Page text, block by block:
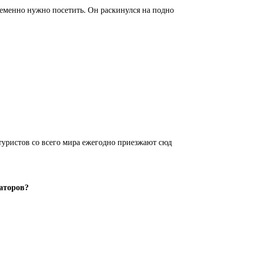
нужно посетить. Он раскинулся на подно
со всего мира ежегодно приезжают сюд